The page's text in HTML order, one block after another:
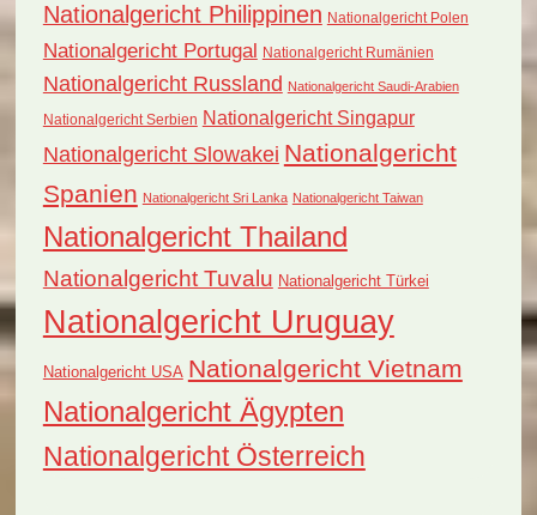
Nationalgericht Philippinen Nationalgericht Polen
Nationalgericht Portugal Nationalgericht Rumänien
Nationalgericht Russland Nationalgericht Saudi-Arabien
Nationalgericht Serbien Nationalgericht Singapur
Nationalgericht Slowakei Nationalgericht
Spanien Nationalgericht Sri Lanka Nationalgericht Taiwan
Nationalgericht Thailand
Nationalgericht Tuvalu Nationalgericht Türkei
Nationalgericht Uruguay
Nationalgericht USA Nationalgericht Vietnam
Nationalgericht Ägypten
Nationalgericht Österreich